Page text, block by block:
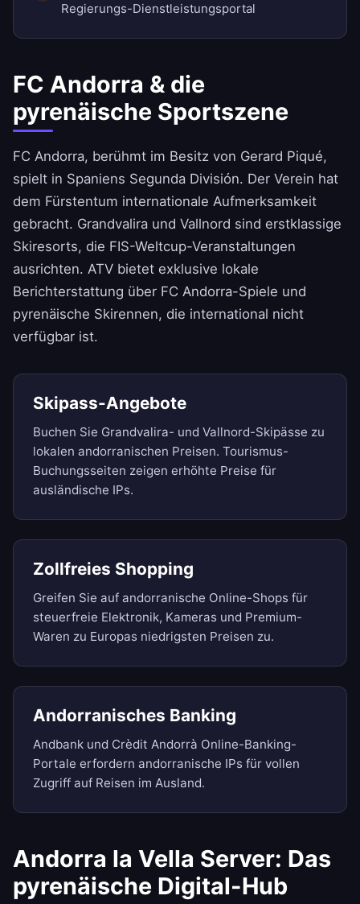
Regierungs-Dienstleistungsportal
FC Andorra & die
pyrenäische Sportszene
FC Andorra, berühmt im Besitz von Gerard Piqué,
spielt in Spaniens Segunda División. Der Verein hat
dem Fürstentum internationale Aufmerksamkeit
gebracht. Grandvalira und Vallnord sind erstklassige
Skiresorts, die FIS-Weltcup-Veranstaltungen
ausrichten. ATV bietet exklusive lokale
Berichterstattung über FC Andorra-Spiele und
pyrenäische Skirennen, die international nicht
verfügbar ist.
Skipass-Angebote
Buchen Sie Grandvalira- und Vallnord-Skipässe zu
lokalen andorranischen Preisen. Tourismus-
Buchungsseiten zeigen erhöhte Preise für
ausländische IPs.
Zollfreies Shopping
Greifen Sie auf andorranische Online-Shops für
steuerfreie Elektronik, Kameras und Premium-
Waren zu Europas niedrigsten Preisen zu.
Andorranisches Banking
Andbank und Crèdit Andorrà Online-Banking-
Portale erfordern andorranische IPs für vollen
Zugriff auf Reisen im Ausland.
Andorra la Vella Server: Das
pyrenäische Digital-Hub